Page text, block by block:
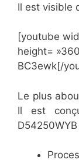
Il est visible
[youtube
height=
BC3ewk[/
Le plus
Il est
D54250WYB